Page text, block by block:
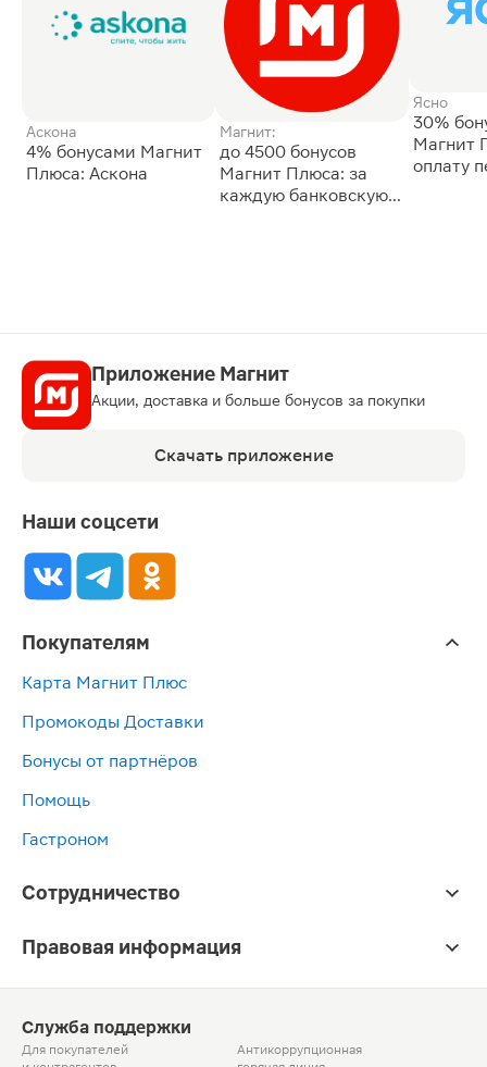
Аскона
4% бонусами Магнит
Плюса: Аскона
Магнит:
до 4500 бонусов
Магнит Плюса: за
каждую банковскую
Ясно
30%
Магнит
оплату
Приложение Магнит
Акции, доставка и больше бонусов за покупки
Скачать приложение
Наши соцсети
Покупателям
Карта Магнит Плюс
Промокоды Доставки
Бонусы от партнёров
Помощь
Гастроном
Сотрудничество
Правовая информация
Служба поддержки
Для покупателей
Антикоррупционная